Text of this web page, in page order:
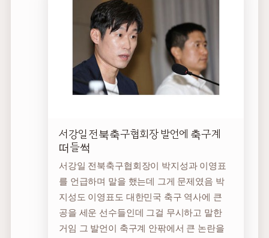
서강일 전북축구협회장 발언에 축구계
떠들썩
서강일 전북축구협회장이 박지성과 이영표
를 언급하며 말을 했는데 그게 문제였음 박
지성도 이영표도 대한민국 축구 역사에 큰
공을 세운 선수들인데 그걸 무시하고 말한
거임 그 발언이 축구계 안팎에서 큰 논란을